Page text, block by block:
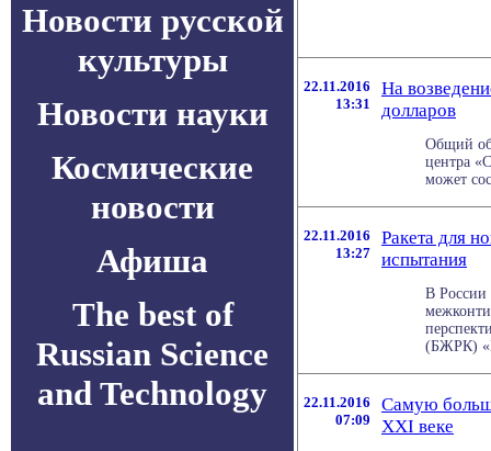
Новости русской
культуры
Новости науки
Космические
новости
Афиша
The best of
Russian Science
and Technology
22.11.2016
13:31
На
долларов
Общий
центра
может
22.11.2016
13:27
Ракета для
испытания
В России
(БЖРК)
22.11.2016
07:09
Самую
XXI веке